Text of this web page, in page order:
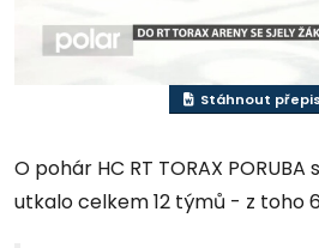
Stáhnout přepis
O pohár HC RT TORAX
utkalo celkem 12 týmů - z toho